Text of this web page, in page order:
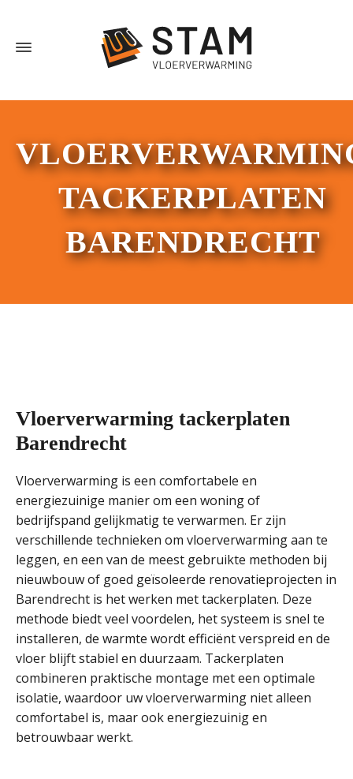
TACKERPLATEN
BARENDRECHT
Vloerverwarming tackerplaten
Barendrecht
Vloerverwarming is een comfortabele en
energiezuinige manier om een woning of
bedrijfspand gelijkmatig te verwarmen. Er zijn
verschillende technieken om vloerverwarming aan te
leggen, en een van de meest gebruikte methoden bij
nieuwbouw of goed geïsoleerde renovatieprojecten in
Barendrecht is het werken met tackerplaten. Deze
methode biedt veel voordelen, het systeem is snel te
installeren, de warmte wordt efficiënt verspreid en de
vloer blijft stabiel en duurzaam. Tackerplaten
combineren praktische montage met een optimale
isolatie, waardoor uw vloerverwarming niet alleen
comfortabel is, maar ook energiezuinig en
betrouwbaar werkt.